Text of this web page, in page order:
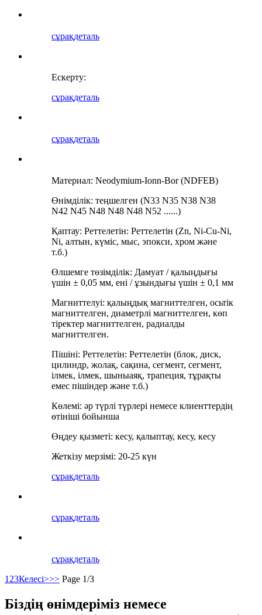
сұрақдеталь
Ескерту:
сұрақдеталь
сұрақдеталь
Материал: Neodymium-Ionn-Bor (NDFEB)
Өнімділік: теңшелген (N33 N35 N38 N38
N42 N45 N48 N48 N48 N52 ......)
Қаптау: Реттелетін: Реттелетін (Zn, Ni-Cu-Ni,
Ni, алтын, күміс, мыс, эпокси, хром және
т.б.)
Өлшемге төзімділік: Дамуат / қалыңдығы
үшін ± 0,05 мм, ені / ұзындығы үшін ± 0,1 мм
Магниттелуі: қалыңдық магниттелген, осьтік
магниттелген, диаметрлі магниттелген, көп
тіректер магниттелген, радиалды
магниттелген.
Пішіні: Реттелетін: Реттелетін (блок, диск,
цилиндр, жолақ, сақина, сегмент, сегмент,
ілмек, ілмек, шыныаяқ, трапеция, тұрақты
емес пішіндер және т.б.)
Көлемі: әр түрлі түрлері немесе клиенттердің
өтініші бойынша
Өңдеу қызметі: кесу, қалыптау, кесу, кесу
Жеткізу мерзімі: 20-25 күн
сұрақдеталь
сұрақдеталь
сұрақдеталь
1 23Келесі>>> Page 1/3
Біздің өнімдеріміз немесе